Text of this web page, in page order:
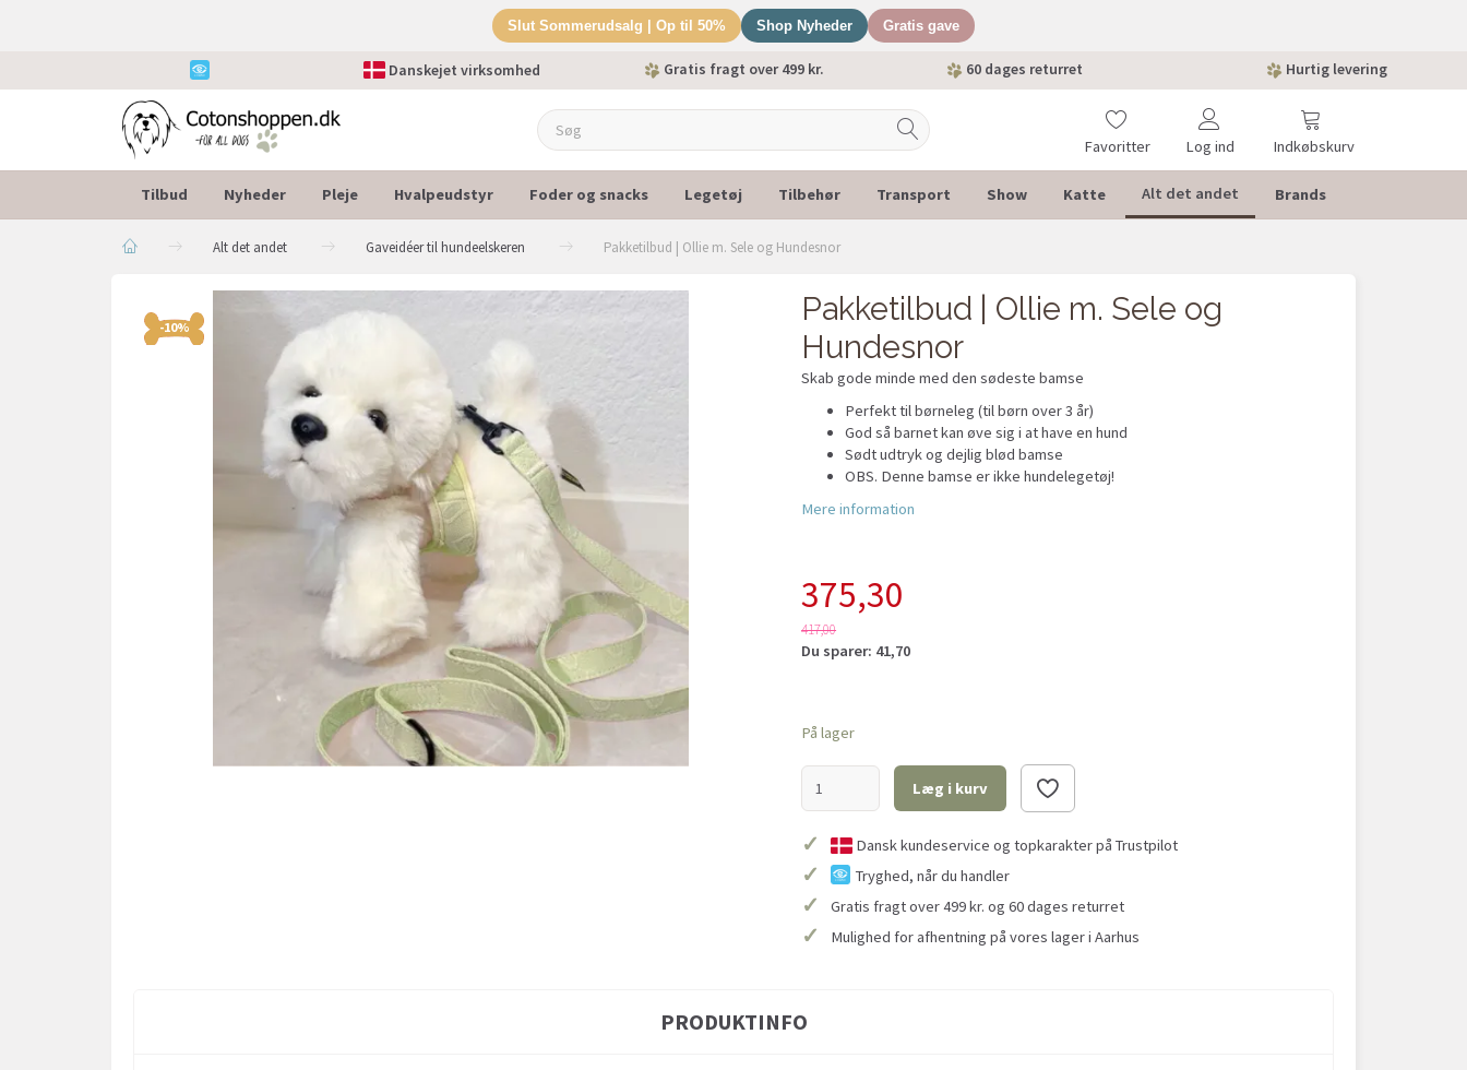
Slut Sommerudsalg | Op til 50% Shop Nyheder Gratis gave
Danskejet virksomhed Gratis fragt over 499 kr. 60 dages returret Hurtig levering
Indkøbskurv
Favoritter Log ind
Tilbud Nyheder Pleje Hvalpeudstyr Foder og snacks Legetøj Tilbehør Transport Show Katte Alt det andet Brands
Alt det andet Gaveidéer til hundeelskeren Pakketilbud | Ollie m. Sele og Hundesnor
-10%
Pakketilbud | Ollie m. Sele og
Hundesnor
Skab gode minde med den sødeste bamse
Perfekt til børneleg (til børn over 3 år)
God så barnet kan øve sig i at have en hund
Sødt udtryk og dejlig blød bamse
OBS. Denne bamse er ikke hundelegetøj!
Mere information
375,30
417,00
Du sparer: 41,70
På lager
Læg i kurv
✓ Dansk kundeservice og topkarakter på Trustpilot
✓ Tryghed, når du handler
✓ Gratis fragt over 499 kr. og 60 dages returret
✓ Mulighed for afhentning på vores lager i Aarhus
PRODUKTINFO